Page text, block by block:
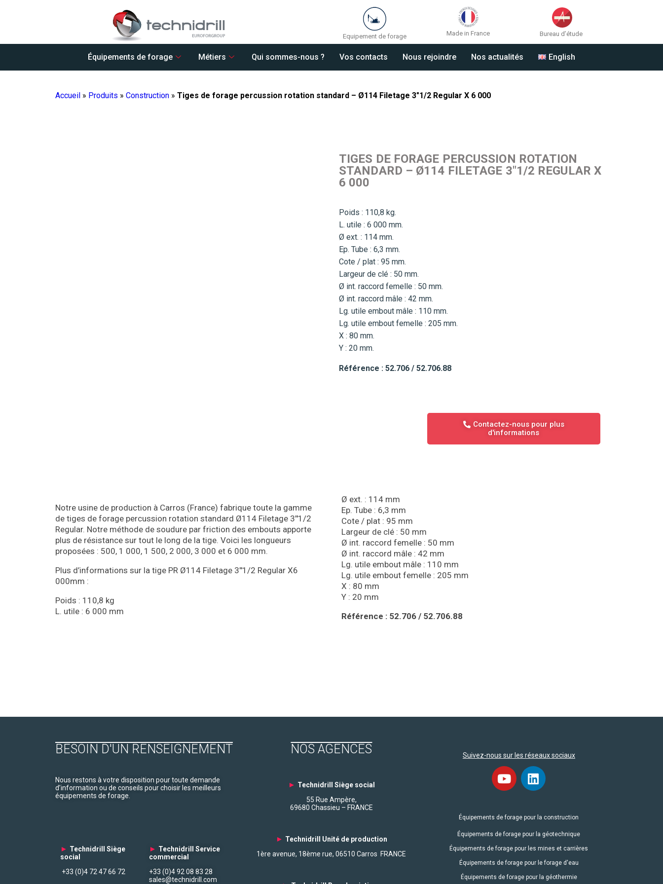
Equipement de forage Made in France Bureau d’étude
Équipements de forage Métiers Qui sommes-nous ? Vos contacts Nous rejoindre Nos actualités English
Accueil » Produits » Construction » Tiges de forage percussion rotation standard – Ø114 Filetage 3″1/2 Regular X 6 000
TIGES DE FORAGE PERCUSSION ROTATION
STANDARD – Ø114 FILETAGE 3″1/2 REGULAR X
6 000
Poids : 110,8 kg.
L. utile : 6 000 mm.
Ø ext. : 114 mm.
Ep. Tube : 6,3 mm.
Cote / plat : 95 mm.
Largeur de clé : 50 mm.
Ø int. raccord femelle : 50 mm.
Ø int. raccord mâle : 42 mm.
Lg. utile embout mâle : 110 mm.
Lg. utile embout femelle : 205 mm.
X : 80 mm.
Y : 20 mm.
Référence : 52.706 / 52.706.88
Contactez-nous pour plus
d'informations
Notre usine de production à Carros (France) fabrique toute la gamme
de tiges de forage percussion rotation standard Ø114 Filetage 3″1/2
Regular. Notre méthode de soudure par friction des embouts apporte
plus de résistance sur tout le long de la tige. Voici les longueurs
proposées : 500, 1 000, 1 500, 2 000, 3 000 et 6 000 mm.
Plus d’informations sur la tige PR Ø114 Filetage 3″1/2 Regular X6
000mm :
Poids : 110,8 kg
L. utile : 6 000 mm
Ø ext. : 114 mm
Ep. Tube : 6,3 mm
Cote / plat : 95 mm
Largeur de clé : 50 mm
Ø int. raccord femelle : 50 mm
Ø int. raccord mâle : 42 mm
Lg. utile embout mâle : 110 mm
Lg. utile embout femelle : 205 mm
X : 80 mm
Y : 20 mm
Référence : 52.706 / 52.706.88
BESOIN D'UN RENSEIGNEMENT
Nous restons à votre disposition pour toute demande
d’information ou de conseils pour choisir les meilleurs
équipements de forage.
► Technidrill Siège
social
+33 (0)4 72 47 66 72
► Technidrill Service
commercial
+33 (0)4 92 08 83 28
sales@technidrill.com
NOS AGENCES
► Technidrill Siège social
55 Rue Ampère,
69680 Chassieu – FRANCE
► Technidrill Unité de production
1ère avenue, 18ème rue, 06510 Carros FRANCE
Suivez-nous sur les réseaux sociaux
Équipements de forage pour la construction
Équipements de forage pour la géotechnique
Équipements de forage pour les mines et carrières
Équipements de forage pour le forage d'eau
Équipements de forage pour la géothermie